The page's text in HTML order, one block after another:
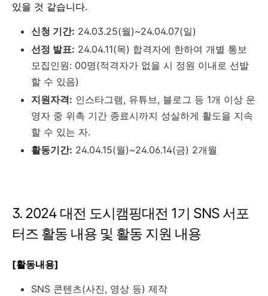
있을 것 같습니다.
신청 기간: 24.03.25(월)~24.04.07(일)
선정 발표: 24.04.11(목) 합격자에 한하여 개별 통보
모집인원: 00명(적격자가 없을 시 정원 이내로 선발
할 수 있음)
지원자격: 인스타그램, 유튜브, 블로그 등 1개 이상 운
영자 중 위촉 기간 종료시까지 성실하게 활도을 지속
할 수 있는 자.
활동기간: 24.04.15(월)~24.06.14(금) 2개월
3. 2024 대전 도시캠핑대전 1기 SNS 서포
터즈 활동 내용 및 활동 지원 내용
[활동내용]
SNS 콘텐츠(사진, 영상 등) 제작